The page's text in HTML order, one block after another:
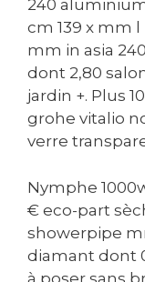
240
cm 139 x mm
mm in asia
dont 2,80
jardin +. Plus
grohe vitalio
verre
Nymphe
€ eco-part
showerpipe
diamant dont
à poser sans